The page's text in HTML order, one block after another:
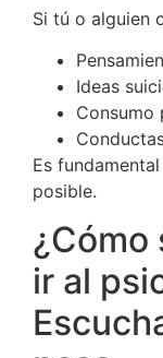
Si tú o alguien
Ideas
Consumo
Es
posible.
¿Cómo
ir al